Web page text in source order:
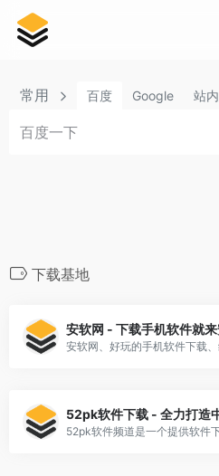
常用 百度 Google 站内
下载基地
安软网 - 下载手机软件就
52pk软件下载 - 全力打造